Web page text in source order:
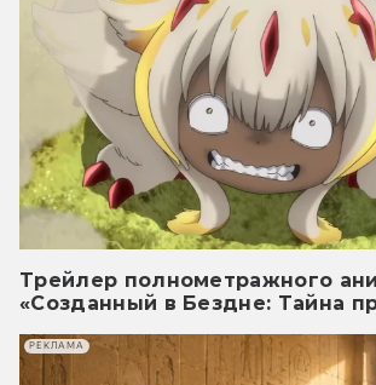
Трейлер полнометражного
«Созданный в Бездне: Тайна
РЕКЛАМА